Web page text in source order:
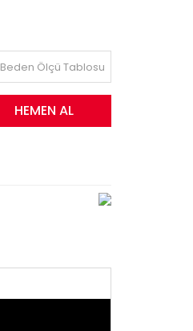
Beden Ölçü Tablosu
HEMEN AL